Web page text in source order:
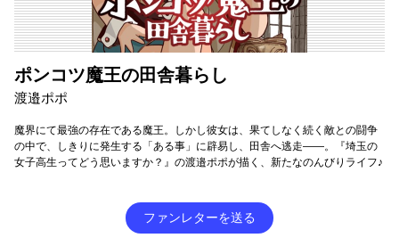
ポンコツ魔王の田舎暮らし
渡邉ポポ
魔界にて最強の存在である魔王。しかし彼女は、果てしなく続く敵との闘争
の中で、しきりに発生する「ある事」に辟易し、田舎へ逃走――。『埼玉の
女子高生ってどう思いますか？』の渡邉ポポが描く、新たなのんびりライフ♪
ファンレターを送る